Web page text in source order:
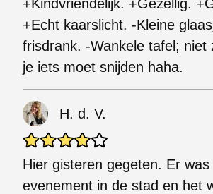
+Kindvriendelijk. +Gezellig.
+Echt kaarslicht. -Kleine
frisdrank. -Wankele tafel; niet
je iets moet snijden haha.
H. d. V.
Hier gisteren gegeten. Er was
evenement in de stad en het